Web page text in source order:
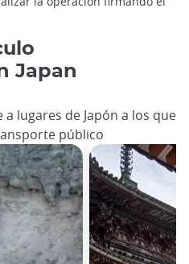
Japan
lugares de Japón a los que
público